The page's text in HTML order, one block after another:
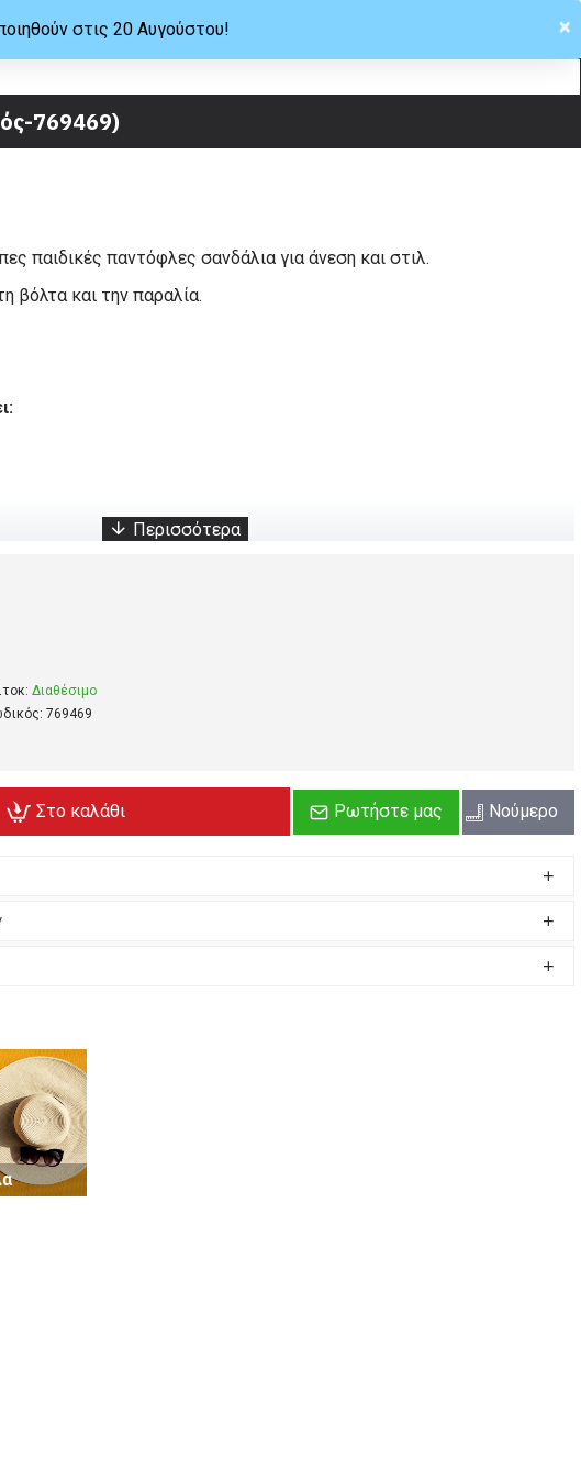
769469)
παιδικές παντόφλες σανδάλια για άνεση και στιλ.
βόλτα και την παραλία.
Διαθέσιμο
769469
Στο καλάθι Ρωτήστε μας Νούμερο
×
στις 20 Αυγούστου!